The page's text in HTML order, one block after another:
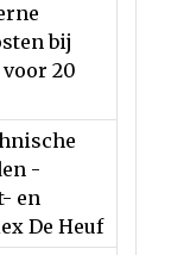
bij
voor 20
-
en
De Heuf